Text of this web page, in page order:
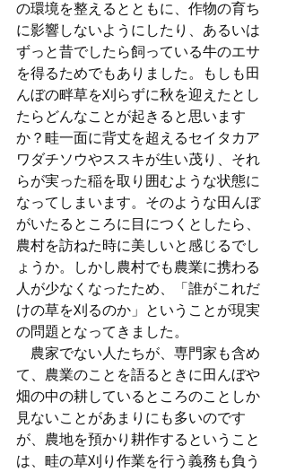
の環境を整えるとともに、作物の育ち
に影響しないようにしたり、あるいは
ずっと昔でしたら飼っている牛のエサ
を得るためでもありました。もしも田
んぼの畔草を刈らずに秋を迎えたとし
たらどんなことが起きると思います
か？畦一面に背丈を超えるセイタカア
ワダチソウやススキが生い茂り、それ
らが実った稲を取り囲むような状態に
なってしまいます。そのような田んぼ
がいたるところに目につくとしたら、
農村を訪ねた時に美しいと感じるでし
ょうか。しかし農村でも農業に携わる
人が少なくなったため、「誰がこれだ
けの草を刈るのか」ということが現実
の問題となってきました。
農家でない人たちが、専門家も含め
て、農業のことを語るときに田んぼや
畑の中の耕しているところのことしか
見ないことがあまりにも多いのです
が、農地を預かり耕作するということ
は、畦の草刈り作業を行う義務も負う